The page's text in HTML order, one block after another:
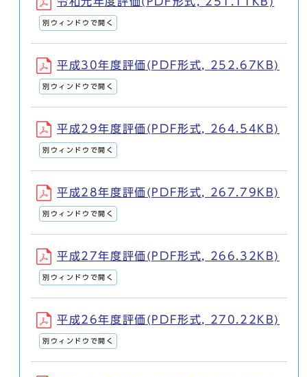
別ウィンドウで開く
平成30年度評価(PDF形式, 252.67KB)
別ウィンドウで開く
平成29年度評価(PDF形式, 264.54KB)
別ウィンドウで開く
平成28年度評価(PDF形式, 267.79KB)
別ウィンドウで開く
平成27年度評価(PDF形式, 266.32KB)
別ウィンドウで開く
平成26年度評価(PDF形式, 270.22KB)
別ウィンドウで開く